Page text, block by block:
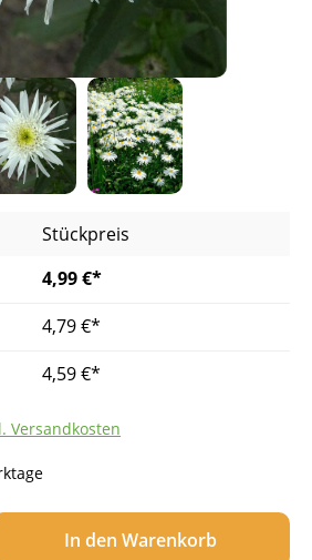
Stückpreis
4,99 €*
4,79 €*
4,59 €*
Versandkosten
Gib den gewünschten
In den Warenkorb